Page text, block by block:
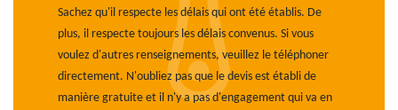
Sachez qu'il respecte les délais qui ont été établis. De
plus, il respecte toujours les délais convenus. Si vous
voulez d'autres renseignements, veuillez le téléphoner
directement. N'oubliez pas que le devis est établi de
manière gratuite et il n'y a pas d'engagement qui va en